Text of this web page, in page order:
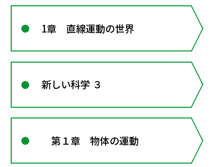
1章 直線運動の世界
新しい科学 ３
第１章 物体の運動